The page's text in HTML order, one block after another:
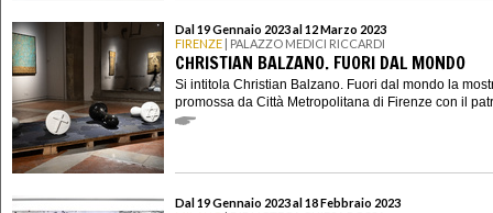
Dal 19 Gennaio 2023 al 12 Marzo 2023
FIRENZE | PALAZZO MEDICI RICCARDI
CHRISTIAN BALZANO. FUORI DAL MONDO
Si intitola Christian Balzano. Fuori dal mondo la
promossa da Città Metropolitana di Firenze con il
Dal 19 Gennaio 2023 al 18 Febbraio 2023